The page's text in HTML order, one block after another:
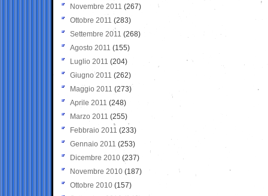
Novembre 2011 (267)
Ottobre 2011 (283)
Settembre 2011 (268)
Agosto 2011 (155)
Luglio 2011 (204)
Giugno 2011 (262)
Maggio 2011 (273)
Aprile 2011 (248)
Marzo 2011 (255)
Febbraio 2011 (233)
Gennaio 2011 (253)
Dicembre 2010 (237)
Novembre 2010 (187)
Ottobre 2010 (157)